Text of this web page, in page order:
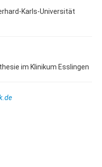
Karls-Universität
im Klinikum Esslingen